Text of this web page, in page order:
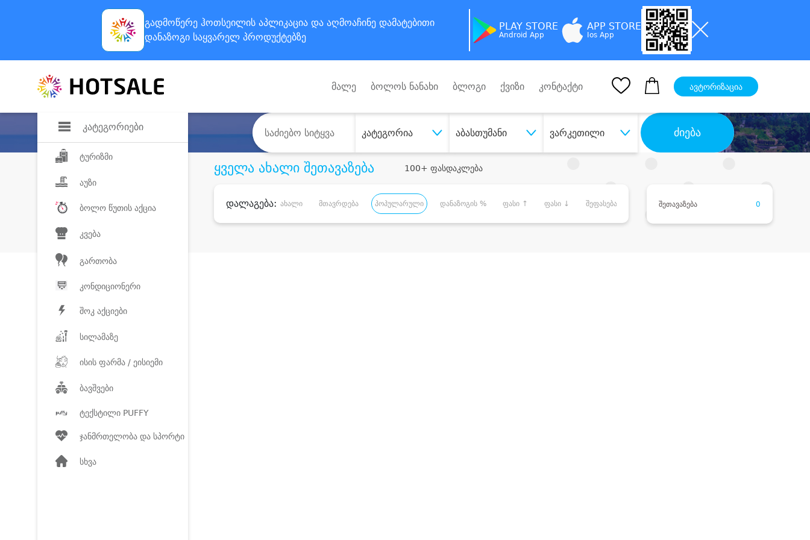
გადმოწერე ჰოთსეილის აპლიკაცია და აღმოაჩინე დამატებითი
დანაზოგი საყვარელ პროდუქტებზე
PLAY STORE
Android App
APP STORE
Ios App
კატეგორიები
ტურიზმი
აუზი
ბოლო წუთის აქცია
კვება
გართობა
კონდიციონერი
შოკ აქციები
სილამაზე
ისის ფარმა / ეისიემი
ბავშვები
ტექსტილი PUFFY
ჯანმრთელობა და სპორტი
სხვა
მალე ბოლოს ნანახი ბლოგი ქვიზი კონტაქტი ავტორიზაცია
კატეგორია აბასთუმანი ვარკეთილი ძიება
ყველა ახალი შეთავაზება 100+ ფასდაკლება
დალაგება: ახალი მთავრდება პოპულარული დანაზოგის % ფასი ↑ ფასი ↓ შეფასება შეთავაზება 0